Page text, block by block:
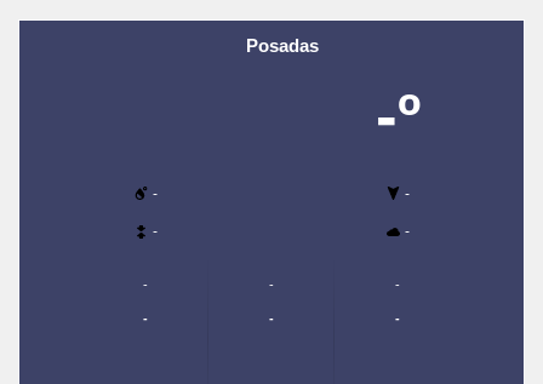
Posadas
-º
- -
- -
-
-
-
-
-
-